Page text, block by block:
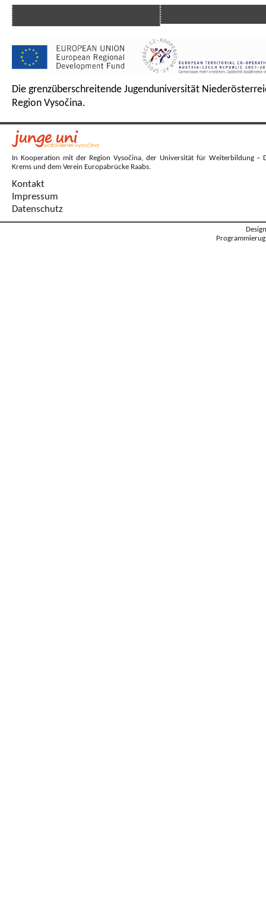
Die grenzüberschreitende Jugenduniversität
Region Vysočina.
In Kooperation mit der Region Vysočina, der Universität für Weiterbildung –
Krems und dem Verein Europabrücke Raabs.
Kontakt
Impressum
Datenschutz